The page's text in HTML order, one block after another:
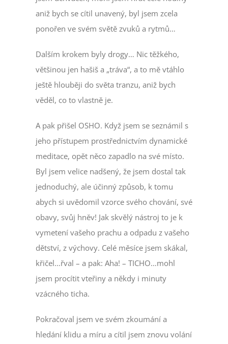
aniž bych se cítil unavený, byl jsem zcela
ponořen ve svém světě zvuků a rytmů…
Dalším krokem byly drogy… Nic těžkého,
většinou jen hašiš a „tráva“, a to mě vtáhlo
ještě hlouběji do světa tranzu, aniž bych
věděl, co to vlastně je.
A pak přišel OSHO. Když jsem se seznámil s
jeho přístupem prostřednictvím dynamické
meditace, opět něco zapadlo na své místo.
Byl jsem velice nadšený, že jsem dostal tak
jednoduchý, ale účinný způsob, k tomu
abych si uvědomil vzorce svého chování, své
obavy, svůj hněv! Jak skvělý nástroj to je k
vymetení vašeho prachu a odpadu z vašeho
dětství, z výchovy. Celé měsíce jsem skákal,
křičel…řval – a pak: Aha! – TICHO…mohl
jsem procítit vteřiny a někdy i minuty
vzácného ticha.
Pokračoval jsem ve svém zkoumání a
hledání klidu a míru a cítil jsem znovu volání